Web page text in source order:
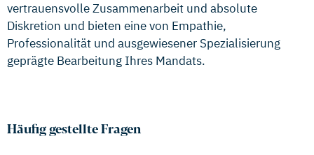
vertrauensvolle Zusammenarbeit und absolute
Diskretion und bieten eine von Empathie,
Professionalität und ausgewiesener Spezialisierung
geprägte Bearbeitung Ihres Mandats.
Häufig gestellte Fragen